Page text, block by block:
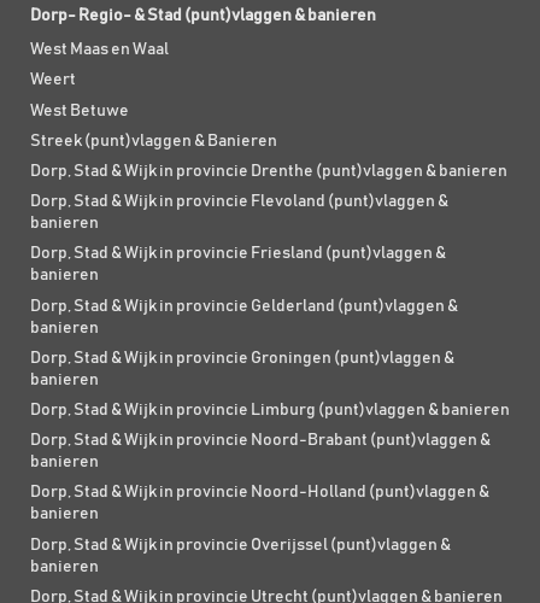
Dorp- Regio- & Stad (punt)vlaggen & banieren
West Maas en Waal
Weert
West Betuwe
Streek (punt)vlaggen & Banieren
Dorp, Stad & Wijk in provincie Drenthe (punt)vlaggen & banieren
Dorp, Stad & Wijk in provincie Flevoland (punt)vlaggen &
banieren
Dorp, Stad & Wijk in provincie Friesland (punt)vlaggen &
banieren
Dorp, Stad & Wijk in provincie Gelderland (punt)vlaggen &
banieren
Dorp, Stad & Wijk in provincie Groningen (punt)vlaggen &
banieren
Dorp, Stad & Wijk in provincie Limburg (punt)vlaggen & banieren
Dorp, Stad & Wijk in provincie Noord-Brabant (punt)vlaggen &
banieren
Dorp, Stad & Wijk in provincie Noord-Holland (punt)vlaggen &
banieren
Dorp, Stad & Wijk in provincie Overijssel (punt)vlaggen &
banieren
Dorp, Stad & Wijk in provincie Utrecht (punt)vlaggen & banieren